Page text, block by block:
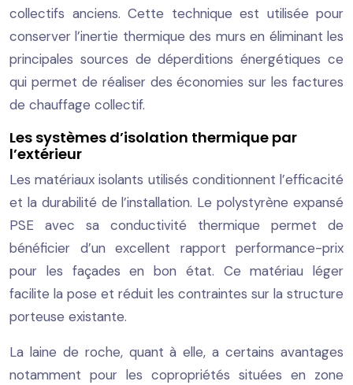
collectifs anciens. Cette technique est utilisée pour
conserver l’inertie thermique des murs en éliminant les
principales sources de déperditions énergétiques ce
qui permet de réaliser des économies sur les factures
de chauffage collectif.
Les systèmes d’isolation thermique par
l’extérieur
Les matériaux isolants utilisés conditionnent l’efficacité
et la durabilité de l’installation. Le polystyrène expansé
PSE avec sa conductivité thermique permet de
bénéficier d’un excellent rapport performance-prix
pour les façades en bon état. Ce matériau léger
facilite la pose et réduit les contraintes sur la structure
porteuse existante.
La laine de roche, quant à elle, a certains avantages
notamment pour les copropriétés situées en zone